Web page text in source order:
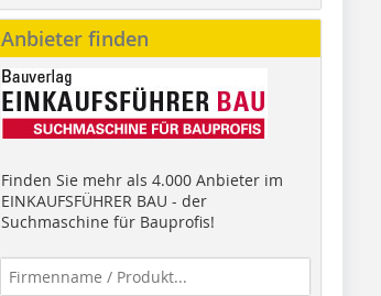
Anbieter finden
Finden Sie mehr als 4.000 Anbieter im
EINKAUFSFÜHRER BAU - der
Suchmaschine für Bauprofis!